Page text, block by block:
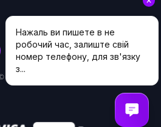
© 2026. Все права защищены